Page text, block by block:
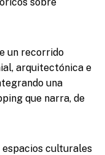
un recorrido
arquitectónica e
una
que narra, de
culturales